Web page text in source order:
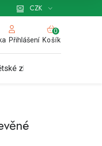
Zásady používání cookies
CZK
Přihlášení
NÁKUPNÍ
KOŠÍK
Košík
zboží a hračky